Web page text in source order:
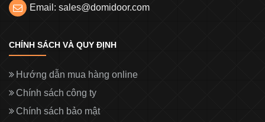
Email: sales@domidoor.com
CHÍNH SÁCH VÀ QUY ĐỊNH
Hướng dẫn mua hàng online
Chính sách công ty
Chính sách bảo mật